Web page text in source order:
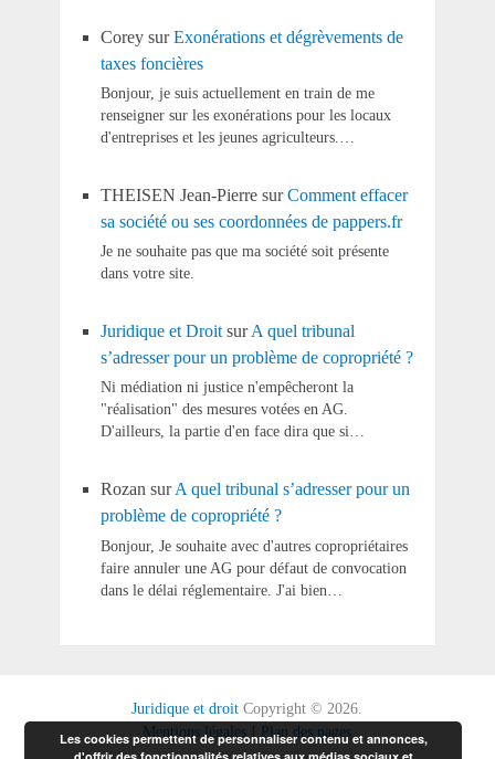
CoreysurExonérations et dégrèvements de
taxes foncières
Bonjour, je suis actuellement en train de me
renseigner sur les exonérations pour les locaux
d'entreprises et les jeunes agriculteurs.…
THEISEN Jean-PierresurComment effacer
sa société ou ses coordonnées de pappers.fr
Je ne souhaite pas que ma société soit présente
dans votre site.
Juridique et DroitsurA quel tribunal
s’adresser pour un problème de copropriété ?
Ni médiation ni justice n'empêcheront la
"réalisation" des mesures votées en AG.
D'ailleurs, la partie d'en face dira que si…
RozansurA quel tribunal s’adresser pour un
problème de copropriété ?
Bonjour, Je souhaite avec d'autres copropriétaires
faire annuler une AG pour défaut de convocation
dans le délai réglementaire. J'ai bien…
Juridique et droit Copyright © 2026.
Mentions légales
Plan des pages
Les cookies permettent de personnaliser contenu et annonces,